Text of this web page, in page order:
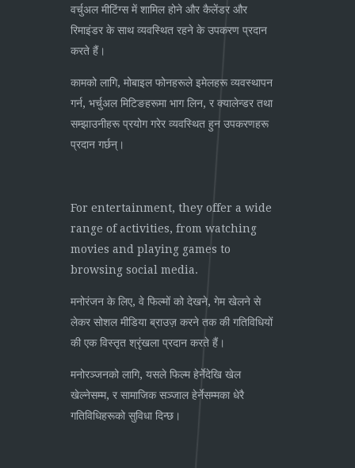
वर्चुअल मीटिंग्स में शामिल होने और कैलेंडर और
रिमाइंडर के साथ व्यवस्थित रहने के उपकरण प्रदान
करते हैं।
कामको लागि, मोबाइल फोनहरूले इमेलहरू व्यवस्थापन
गर्न, भर्चुअल मिटिङहरूमा भाग लिन, र क्यालेन्डर तथा
सम्झाउनीहरू प्रयोग गरेर व्यवस्थित हुन उपकरणहरू
प्रदान गर्छन्।
For entertainment, they offer a wide
range of activities, from watching
movies and playing games to
browsing social media.
मनोरंजन के लिए, वे फिल्मों को देखने, गेम खेलने से
लेकर सोशल मीडिया ब्राउज़ करने तक की गतिविधियों
की एक विस्तृत श्रृंखला प्रदान करते हैं।
मनोरञ्जनको लागि, यसले फिल्म हेर्नेदेखि खेल
खेल्नेसम्म, र सामाजिक सञ्जाल हेर्नेसम्मका धेरै
गतिविधिहरूको सुविधा दिन्छ।